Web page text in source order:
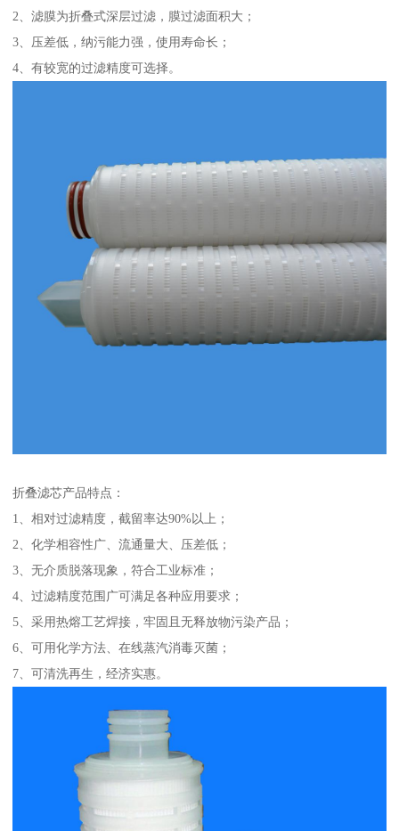
2、滤膜为折叠式深层过滤，膜过滤面积大；
3、压差低，纳污能力强，使用寿命长；
4、有较宽的过滤精度可选择。
折叠滤芯产品特点：
1、相对过滤精度，截留率达90%以上；
2、化学相容性广、流通量大、压差低；
3、无介质脱落现象，符合工业标准；
4、过滤精度范围广可满足各种应用要求；
5、采用热熔工艺焊接，牢固且无释放物污染产品；
6、可用化学方法、在线蒸汽消毒灭菌；
7、可清洗再生，经济实惠。